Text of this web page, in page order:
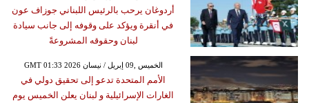
أردوغان يرحب بالرئيس اللبناني جوزاف عون
في أنقرة ويؤكد على وقوفه إلى جانب سيادة
لبنان وحقوقه المشروعةً
GMT 01:33 2026 الخميس ,09 إبريل / نيسان
الأمم المتحدة تدعو إلى تحقيق دولي في
الغارات الإسرائيلية و لبنان يعلن الخميس يوم